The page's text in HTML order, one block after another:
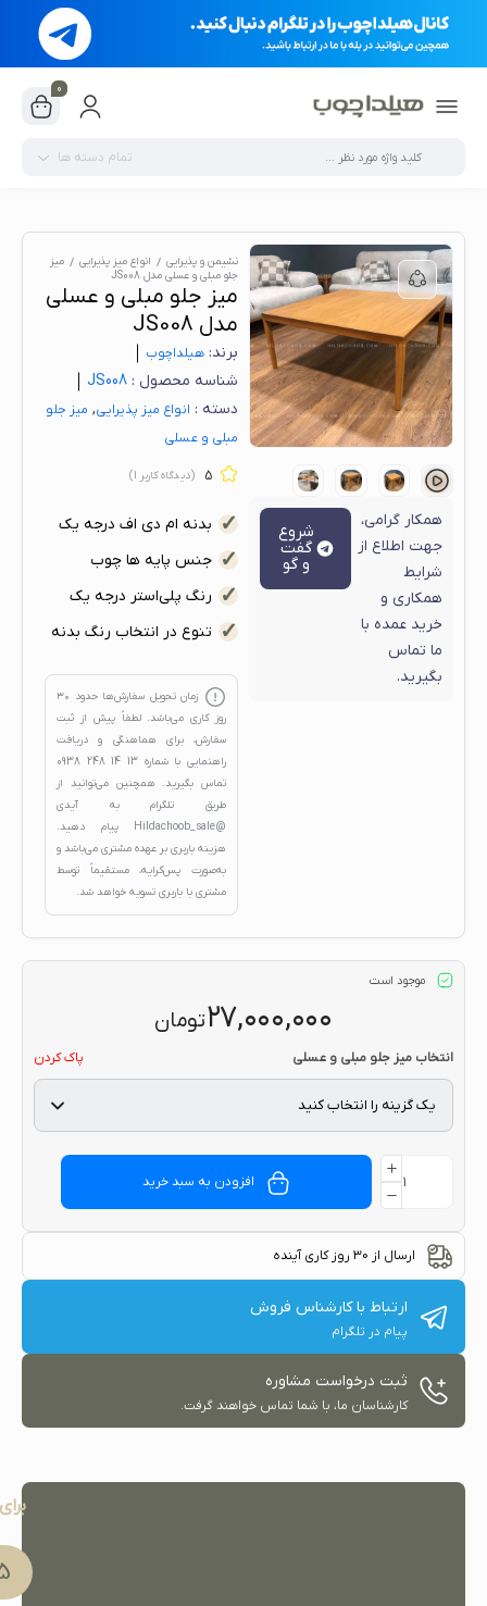
0
تمام دسته ها
همکار گرامی،
جهت اطلاع از
شرایط
همکاری و
خرید عمده با
ما تماس
بگیرید.
شروع
گفت
و گو
نشیمن و پذیرایی انواع میز پذیرایی
میز
جلو مبلی و عسلی مدل JS008
میز جلو مبلی و عسلی
مدل JS008
برند: هیلدا‌چوب
شناسه محصول : JS008
دسته : انواع میز پذیرایی, میز جلو
مبلی و عسلی
5 (دیدگاه کاربر 1
)
بدنه ام دی اف درجه یک
جنس پایه ها چوب
رنگ پلی‌استر درجه یک
تنوع در انتخاب رنگ بدنه
زمان تحویل سفارش‌ها حدود ۳۰
روز کاریمی‌باشد. لطفاً پیش از ثبت
سفارش، برای هماهنگی و دریافت
راهنمایی با شماره 13 14 248 0938
تماس بگیرید. همچنین می‌توانید از
طریق تلگرام به آیدی
@Hildachoob_sale
پیام دهید.
هزینه باربری بر عهده مشتری می‌باشد و
به‌صورت پس‌کرایه، مستقیماً توسط
مشتری با باربری تسویه خواهد شد.
موجود است
۲۷,۰۰۰,۰۰۰تومان
انتخاب میز جلو مبلی و عسلی پاک کردن
افزودن به سبد خرید
ارسال از 30 روز کاری آینده
ارتباط با کارشناس فروش
پیام در تلگرام
ثبت درخواست مشاوره
کارشناسان ما، با شما تماس خواهند گرفت.